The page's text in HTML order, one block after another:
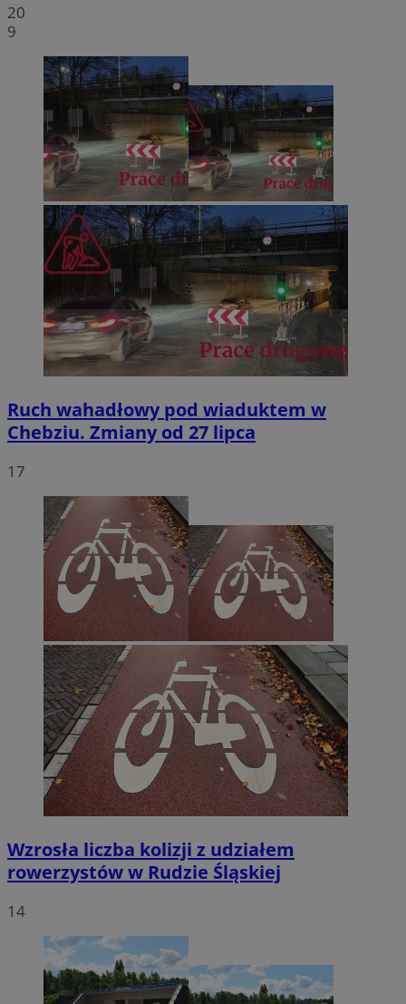
20
9
Ruch wahadłowy pod wiaduktem w
Chebziu. Zmiany od 27 lipca
17
Wzrosła liczba kolizji z udziałem
rowerzystów w Rudzie Śląskiej
14